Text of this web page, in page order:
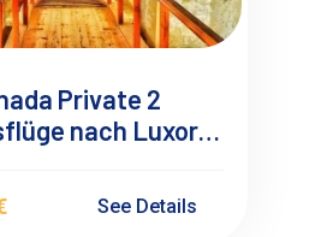
Private 2
nach Luxor
See Details